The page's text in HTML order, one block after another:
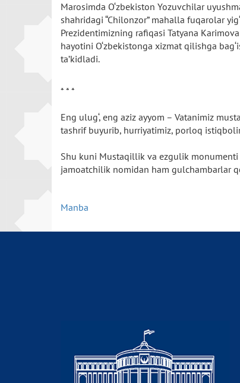
Marosimda O‘zbekiston Yozuvchilar
shahridagi “Chilonzor” mahalla fuqarolar
Prezidentimizning rafiqasi Tatyana
hayotini O‘zbekistonga xizmat qilishga
ta’kidladi.
* * *
Eng ulug‘, eng aziz ayyom – Vatanimiz
tashrif buyurib, hurriyatimiz, porloq
Shu kuni Mustaqillik va ezgulik monumenti
jamoatchilik nomidan ham gulchambarlar
Manba